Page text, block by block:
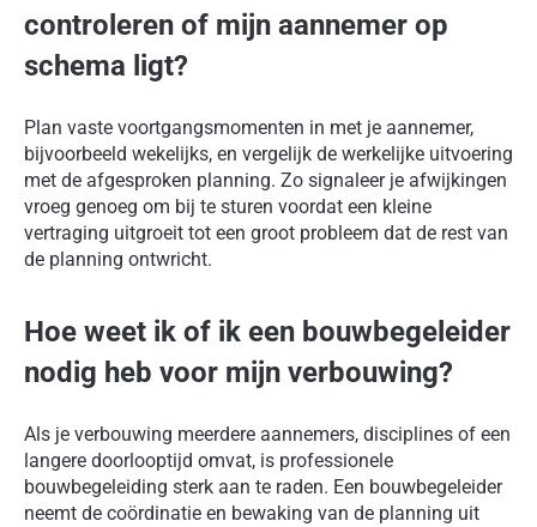
controleren of mijn aannemer op
schema ligt?
Plan vaste voortgangsmomenten in met je aannemer,
bijvoorbeeld wekelijks, en vergelijk de werkelijke uitvoering
met de afgesproken planning. Zo signaleer je afwijkingen
vroeg genoeg om bij te sturen voordat een kleine
vertraging uitgroeit tot een groot probleem dat de rest van
de planning ontwricht.
Hoe weet ik of ik een bouwbegeleider
nodig heb voor mijn verbouwing?
Als je verbouwing meerdere aannemers, disciplines of een
langere doorlooptijd omvat, is professionele
bouwbegeleiding sterk aan te raden. Een bouwbegeleider
neemt de coördinatie en bewaking van de planning uit